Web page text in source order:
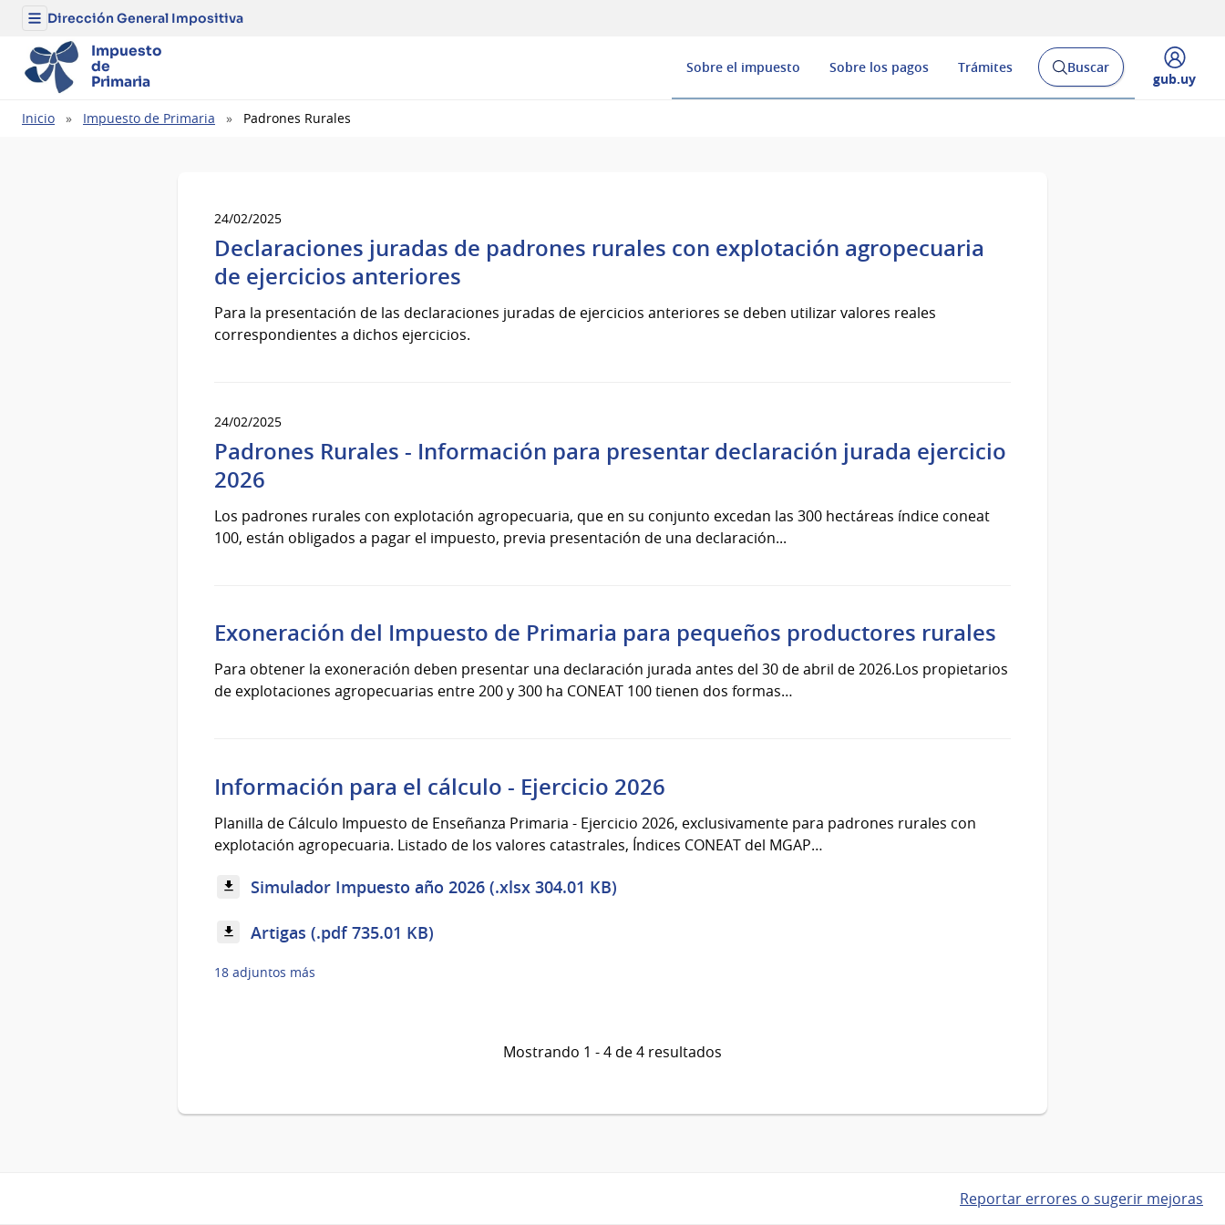
Menú
del
Dirección
General
Impositiva
Dirección General Impositiva
Impuesto
de
Primaria
Sobre el impuesto Sobre los pagos Trámites
Abrir
buscador
Buscar
Desplegar
gub.uy
Ruta
Inicio Impuesto de Primaria Padrones Rurales
24/02/2025
Declaraciones juradas de padrones rurales con explotación agropecuaria
de ejercicios anteriores
Para la presentación de las declaraciones juradas de ejercicios anteriores se deben utilizar valores reales
correspondientes a dichos ejercicios.
24/02/2025
Padrones Rurales - Información para presentar declaración jurada ejercicio
2026
Los padrones rurales con explotación agropecuaria, que en su conjunto excedan las 300 hectáreas índice coneat
100, están obligados a pagar el impuesto, previa presentación de una declaración...
Exoneración del Impuesto de Primaria para pequeños productores rurales
Para obtener la exoneración deben presentar una declaración jurada antes del 30 de abril de 2026.Los propietarios
de explotaciones agropecuarias entre 200 y 300 ha CONEAT 100 tienen dos formas…
Información para el cálculo - Ejercicio 2026
Planilla de Cálculo Impuesto de Enseñanza Primaria - Ejercicio 2026, exclusivamente para padrones rurales con
explotación agropecuaria. Listado de los valores catastrales, Índices CONEAT del MGAP…
Simulador Impuesto año 2026 (.xlsx 304.01 KB)
Artigas (.pdf 735.01 KB)
18 adjuntos más
Mostrando 1 - 4 de 4 resultados
Reportar errores o sugerir mejoras